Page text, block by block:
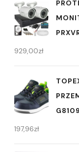
929,00zł
197,96zł